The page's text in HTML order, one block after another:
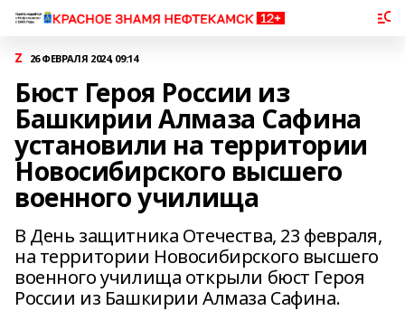
Z 26 ФЕВРАЛЯ 2024, 09:14
Бюст Героя России из
Башкирии Алмаза Сафина
установили на территории
Новосибирского высшего
военного училища
В День защитника Отечества, 23 февраля,
на территории Новосибирского высшего
военного училища открыли бюст Героя
России из Башкирии Алмаза Сафина.